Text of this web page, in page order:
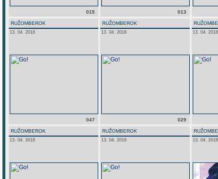
015 013
RUŽOMBEROK
13. 04. 2018
047
RUŽOMBEROK
13. 04. 2018
029
13. 04. 2018
RUŽOMBEROK
13. 04. 2018
RUŽOMBEROK
13. 04. 2018 13. 04. 2018